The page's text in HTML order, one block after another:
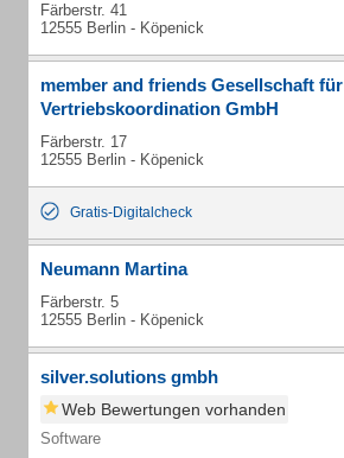
Färberstr. 41
12555 Berlin - Köpenick
member and friends Gesellschaft für
Vertriebskoordination GmbH
Färberstr. 17
12555 Berlin - Köpenick
Gratis-Digitalcheck
Neumann Martina
Färberstr. 5
12555 Berlin - Köpenick
silver.solutions gmbh
Web Bewertungen vorhanden
Software